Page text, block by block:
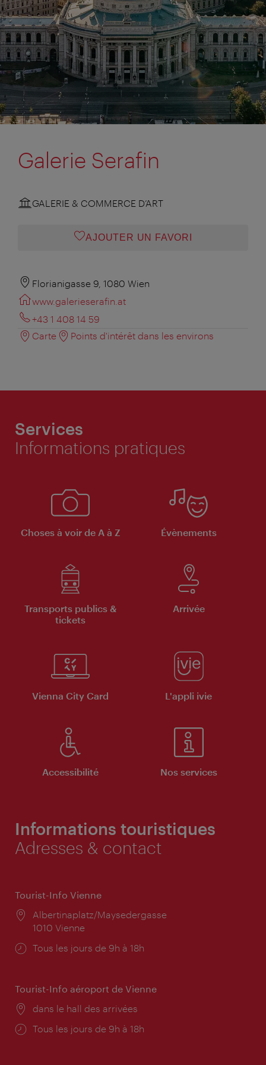
Galerie Serafin
GALERIE & COMMERCE D’ART
AJOUTER UN FAVORI
Florianigasse 9, 1080 Wien
www.galerieserafin.at
+43 1 408 14 59
Carte
Points d'intérêt dans les environs
Services
Informations pratiques
Choses à voir de A à Z Évènements
Transports publics &
tickets
Arrivée
Vienna City Card L'appli ivie
Accessibilité Nos services
Informations touristiques
Adresses & contact
Tourist-Info Vienne
Lieu:
Albertinaplatz/Maysedergasse
1010 Vienne
Horaires
Tous les jours de 9h à 18h
Tourist-Info aéroport de Vienne
Lieu:
dans le hall des arrivées
Horaires
Tous les jours de 9h à 18h